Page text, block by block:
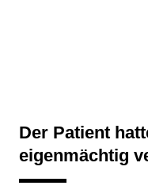
Der Patient
eigenmächtig